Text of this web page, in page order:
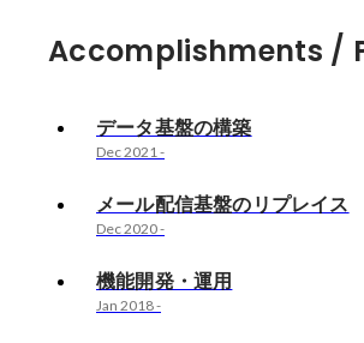
Accomplishments /
データ基盤の構築
Dec 2021-
メール配信基盤のリプレイス
Dec 2020-
機能開発・運用
Jan 2018-